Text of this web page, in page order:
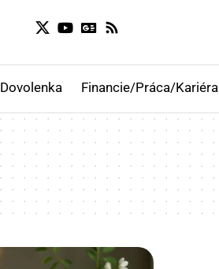
Dovolenka Financie/Práca/Kariéra